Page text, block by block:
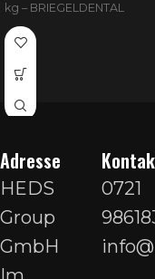
kg – BRIEGELDENTAL
Adresse
HEDS
Group
GmbH
0721